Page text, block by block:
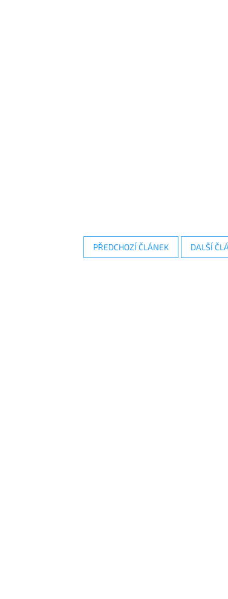
PŘEDCHOZÍ ČLÁNEK DALŠÍ